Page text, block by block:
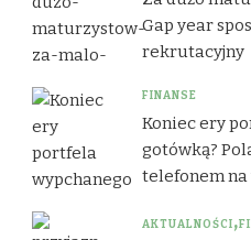
Gap year
rekrutacyjny
FINANSE
Koniec ery
gotówką?
telefonem na
AKTUALNOŚCI